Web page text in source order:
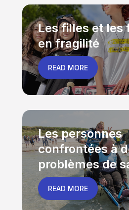
Les filles et les
en fragilité
READ MORE
Les personnes
confrontées à
problèmes de
READ MORE